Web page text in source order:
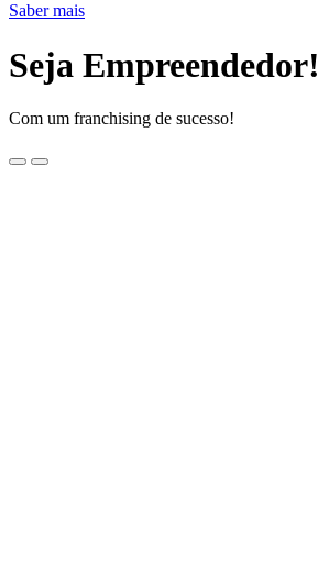
Saber mais
Seja Empreendedor!
Com um franchising de sucesso!